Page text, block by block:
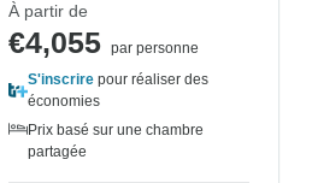
À partir de
€4,055 par personne
S'inscrire pour réaliser des
économies
Prix basé sur une chambre
partagée